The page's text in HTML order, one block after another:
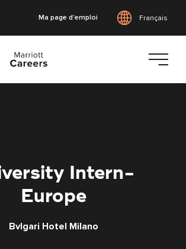
Ma page d'emploi Français
Intern-
Europe
Bvlgari Hotel Milano